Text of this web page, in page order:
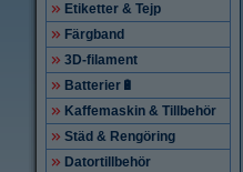
Etiketter & Tejp
Färgband
3D-filament
Batterier🔋
Kaffemaskin & Tillbehör
Städ & Rengöring
Datortillbehör